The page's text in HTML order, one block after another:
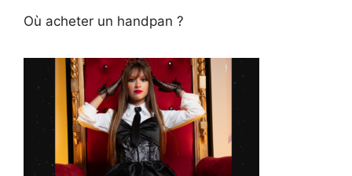
Où acheter un handpan ?